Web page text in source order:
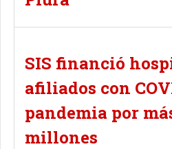
SIS financió
afiliados con
pandemia por
millones